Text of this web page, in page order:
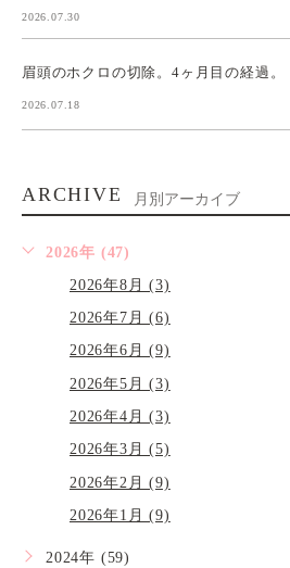
2026.07.30
眉頭のホクロの切除。4ヶ月目の経過。
2026.07.18
ARCHIVE 月別アーカイブ
2026年 (47)
2026年8月 (3)
2026年7月 (6)
2026年6月 (9)
2026年5月 (3)
2026年4月 (3)
2026年3月 (5)
2026年2月 (9)
2026年1月 (9)
2024年 (59)